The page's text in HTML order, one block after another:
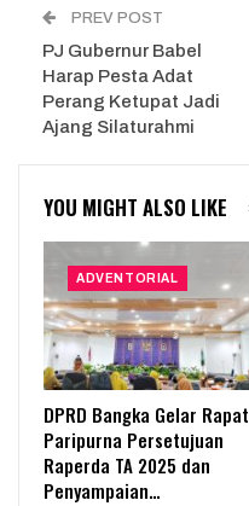
PREV POST
PJ Gubernur Babel
Harap Pesta Adat
Perang Ketupat Jadi
Ajang Silaturahmi
YOU MIGHT ALSO LIKE
ADVENTORIAL
DPRD Bangka Gelar Rapat
Paripurna Persetujuan
Raperda TA 2025 dan
Penyampaian…